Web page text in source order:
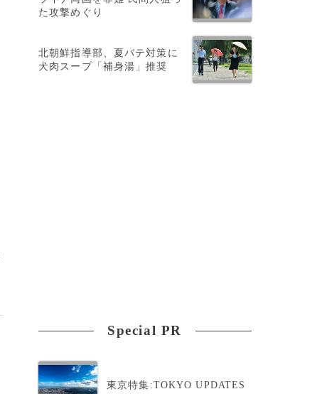
た攻撃めぐり
北朝鮮指導部、夏バテ対策に
犬肉スープ「補身湯」推奨
Special PR
東京特集:TOKYO UPDATES